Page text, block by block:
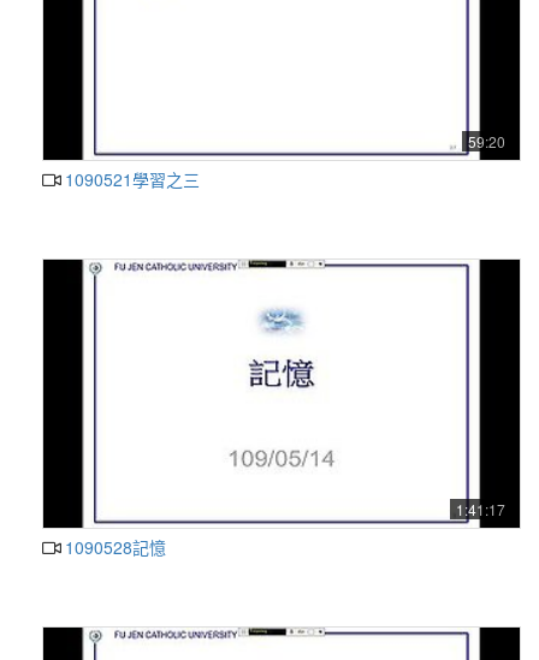
59:20
1090521學習之三
1:41:17
1090528記憶